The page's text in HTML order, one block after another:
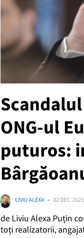
ONG-ul
puturos:
LIVIU ALEXA 02 DEC. 2021
de Liviu Alexa Puțin
toți realizatorii,